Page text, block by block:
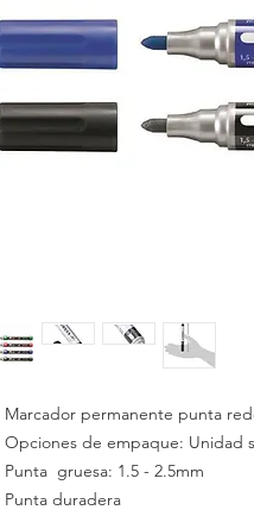
Marcador permanente punta
Opciones de empaque: Unidad
Punta gruesa: 1.5 - 2.5mm
Punta duradera